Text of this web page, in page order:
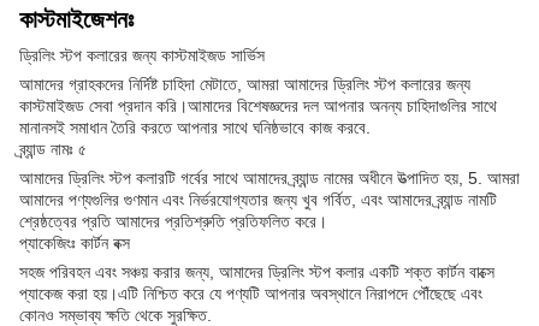
কাস্টমাইজেশনঃ
ড্রিলিং স্টপ কলারের জন্য কাস্টমাইজড সার্ভিস
আমাদের গ্রাহকদের নির্দিষ্ট চাহিদা মেটাতে, আমরা আমাদের ড্রিলিং স্টপ কলারের জন্য
কাস্টমাইজড সেবা প্রদান করি।আমাদের বিশেষজ্ঞদের দল আপনার অনন্য চাহিদাগুলির সাথে
মানানসই সমাধান তৈরি করতে আপনার সাথে ঘনিষ্ঠভাবে কাজ করবে.
ব্র্যান্ড নামঃ ৫
আমাদের ড্রিলিং স্টপ কলারটি গর্বের সাথে আমাদের ব্র্যান্ড নামের অধীনে উত্পাদিত হয়, 5. আমরা
আমাদের পণ্যগুলির গুণমান এবং নির্ভরযোগ্যতার জন্য খুব গর্বিত, এবং আমাদের ব্র্যান্ড নামটি
শ্রেষ্ঠত্বের প্রতি আমাদের প্রতিশ্রুতি প্রতিফলিত করে।
প্যাকেজিংঃ কার্টন বক্স
সহজ পরিবহন এবং সঞ্চয় করার জন্য, আমাদের ড্রিলিং স্টপ কলার একটি শক্ত কার্টন বাক্সে
প্যাকেজ করা হয়।এটি নিশ্চিত করে যে পণ্যটি আপনার অবস্থানে নিরাপদে পৌঁছেছে এবং
কোনও সম্ভাব্য ক্ষতি থেকে সুরক্ষিত.